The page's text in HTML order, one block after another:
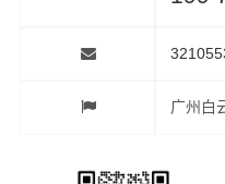
广州白